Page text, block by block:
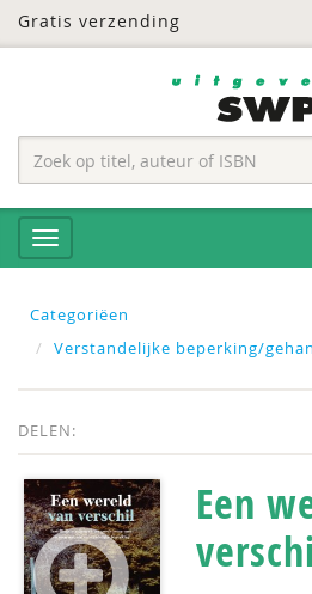
Gratis verzending
Categoriëen
Verstandelijke beperking/
DELEN:
Een